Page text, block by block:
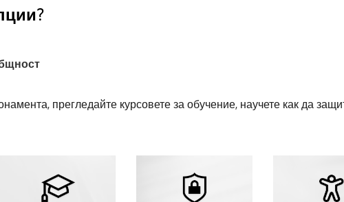
прегледайте курсовете за обучение, научете как да